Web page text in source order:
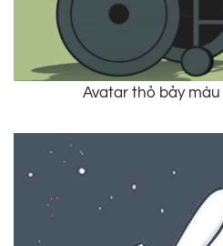
Avatar thỏ bảy màu